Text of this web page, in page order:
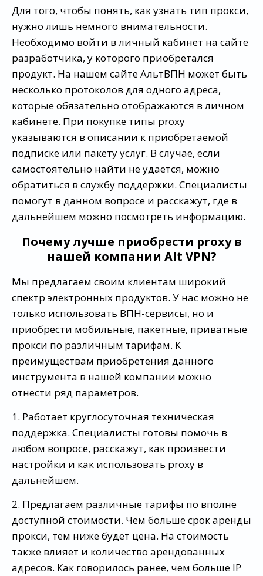
Для того, чтобы понять, как узнать тип прокси,
нужно лишь немного внимательности.
Необходимо войти в личный кабинет на сайте
разработчика, у которого приобретался
продукт. На нашем сайте АльтВПН может быть
несколько протоколов для одного адреса,
которые обязательно отображаются в личном
кабинете. При покупке типы proxy
указываются в описании к приобретаемой
подписке или пакету услуг. В случае, если
самостоятельно найти не удается, можно
обратиться в службу поддержки. Специалисты
помогут в данном вопросе и расскажут, где в
дальнейшем можно посмотреть информацию.
Почему лучше приобрести proxy в
нашей компании Alt VPN?
Мы предлагаем своим клиентам широкий
спектр электронных продуктов. У нас можно не
только использовать ВПН-сервисы, но и
приобрести мобильные, пакетные, приватные
прокси по различным тарифам. К
преимуществам приобретения данного
инструмента в нашей компании можно
отнести ряд параметров.
1. Работает круглосуточная техническая
поддержка. Специалисты готовы помочь в
любом вопросе, расскажут, как произвести
настройки и как использовать proxy в
дальнейшем.
2. Предлагаем различные тарифы по вполне
доступной стоимости. Чем больше срок аренды
прокси, тем ниже будет цена. На стоимость
также влияет и количество арендованных
адресов. Как говорилось ранее, чем больше IP